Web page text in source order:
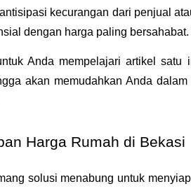
kecurangan dari penjual
dengan harga paling bersahabat.
Anda mempelajari artikel
akan memudahkan Anda
Harga Rumah di Bekasi
solusi menabung untuk